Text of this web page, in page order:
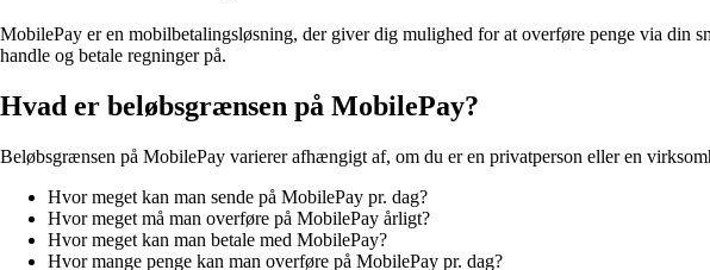
MobilePay er en mobilbetalingsløsning, der giver dig mulighed for at overføre penge via din
handle og betale regninger på.
Hvad er beløbsgrænsen på MobilePay?
Beløbsgrænsen på MobilePay varierer afhængigt af, om du er en privatperson eller en
Hvor meget kan man sende på MobilePay pr. dag?
Hvor meget må man overføre på MobilePay årligt?
Hvor meget kan man betale med MobilePay?
Hvor mange penge kan man overføre på MobilePay pr. dag?